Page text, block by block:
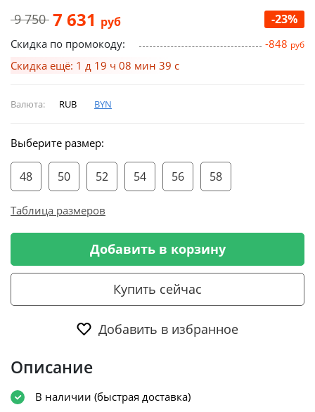
9 750 7 631 руб -23%
Скидка по промокоду: -848 руб
Скидка ещё: 1 д 19 ч 08 мин 39 с
Валюта: RUB BYN
Выберите размер:
48 50 52 54 56 58
Таблица размеров
Добавить в корзину
Купить сейчас
Добавить в избранное
Описание
В наличии (быстрая доставка)